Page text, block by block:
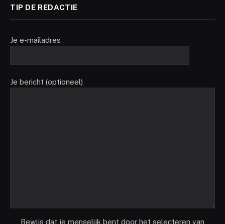
TIP DE REDACTIE
Je e-mailadres
Je bericht (optioneel)
Bewijs dat je menselijk bent door het selecteren van